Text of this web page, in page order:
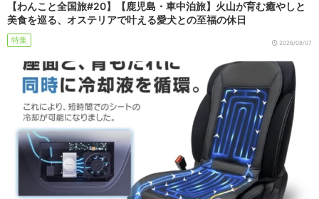
【わんこと全国旅#20】【鹿児島・車中泊旅】火山が育む癒やしと
美食を巡る、オステリアで叶える愛犬との至福の休日
特集 2026/08/07